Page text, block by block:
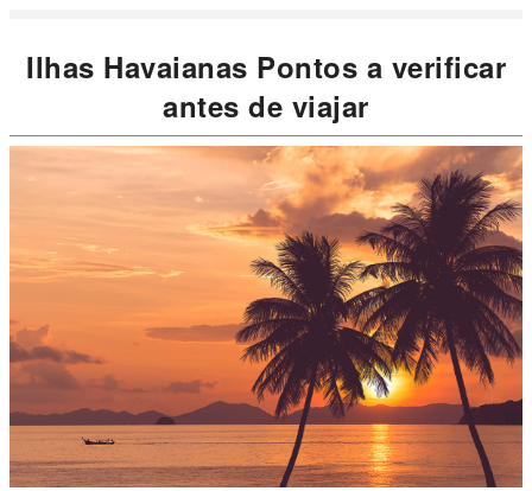
Ilhas Havaianas Pontos a verificar
antes de viajar